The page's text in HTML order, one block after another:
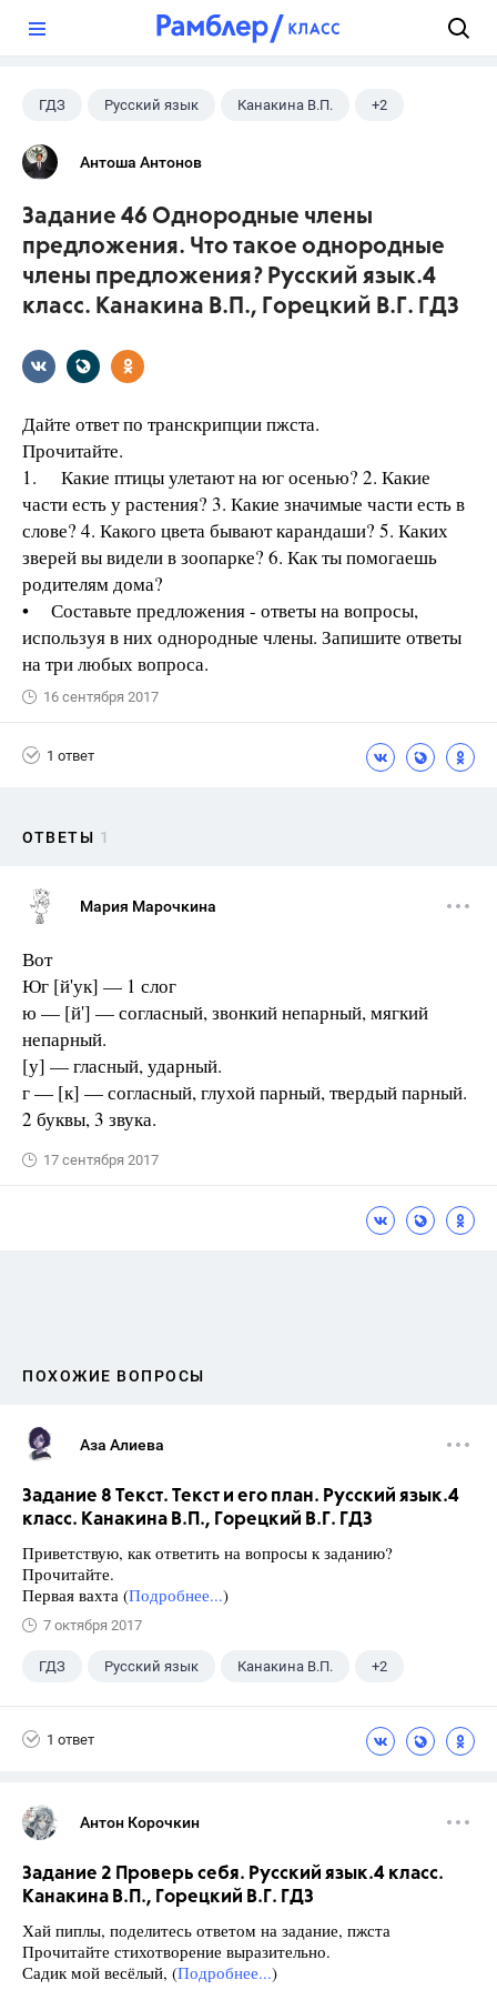
ГДЗ Русский язык Канакина В.П. +2
Горецкий В.Г.
Антоша Антонов
Задание 46 Однородные члены
предложения. Что такое однородные
члены предложения? Русский язык.4
класс. Канакина В.П., Горецкий В.Г. ГДЗ
Дайте ответ по транскрипции пжста.
Прочитайте.
1. Какие птицы улетают на юг осенью? 2. Какие
части есть у растения? 3. Какие значимые части есть в
слове? 4. Какого цвета бывают карандаши? 5. Каких
зверей вы видели в зоопарке? 6. Как ты помогаешь
родителям дома?
• Составьте предложения - ответы на вопросы,
используя в них однородные члены. Запишите ответы
на три любых вопроса.
16 сентября 2017
1 ответ
ОТВЕТЫ 1
Мария Марочкина
Вот
Юг [й'ук] — 1 слог
ю — [й'] — согласный, звонкий непарный, мягкий
непарный.
[у] — гласный, ударный.
г — [к] — согласный, глухой парный, твердый парный.
2 буквы, 3 звука.
17 сентября 2017
ПОХОЖИЕ ВОПРОСЫ
Аза Алиева
Задание 8 Текст. Текст и его план. Русский язык.4
класс. Канакина В.П., Горецкий В.Г. ГДЗ
Приветствую, как ответить на вопросы к заданию?
Прочитайте.
Первая вахта (Подробнее...)
7 октября 2017
ГДЗ Русский язык Канакина В.П. +2
1 ответ
Антон Корочкин
Задание 2 Проверь себя. Русский язык.4 класс.
Канакина В.П., Горецкий В.Г. ГДЗ
Хай пиплы, поделитесь ответом на задание, пжста
Прочитайте стихотворение выразительно.
Садик мой весёлый, (Подробнее...)